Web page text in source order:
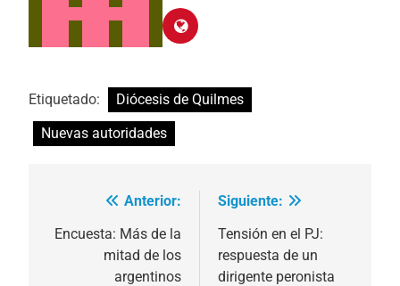
Etiquetado:
Diócesis de Quilmes
Nuevas autoridades
Navegación
de
entradas
Anterior:
Encuesta: Más de la
mitad de los
argentinos
Siguiente:
Tensión en el PJ:
respuesta de un
dirigente peronista